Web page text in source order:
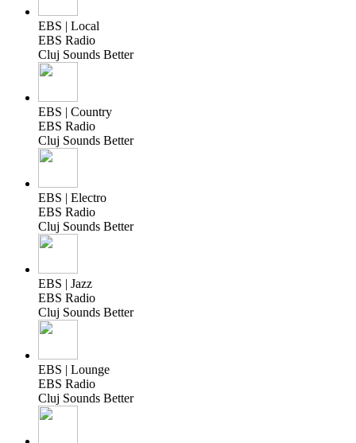
EBS | Local
EBS Radio
Cluj Sounds Better
EBS | Country
EBS Radio
Cluj Sounds Better
EBS | Electro
EBS Radio
Cluj Sounds Better
EBS | Jazz
EBS Radio
Cluj Sounds Better
EBS | Lounge
EBS Radio
Cluj Sounds Better